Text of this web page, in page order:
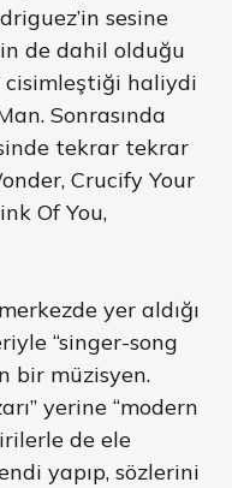
sesine
de dahil olduğu
cisimleştiği haliydi
Sonrasında
tekrar tekrar
Crucify Your
Of You,
yer aldığı
“singer-song
bir müzisyen.
yerine “modern
de ele
yapıp, sözlerini